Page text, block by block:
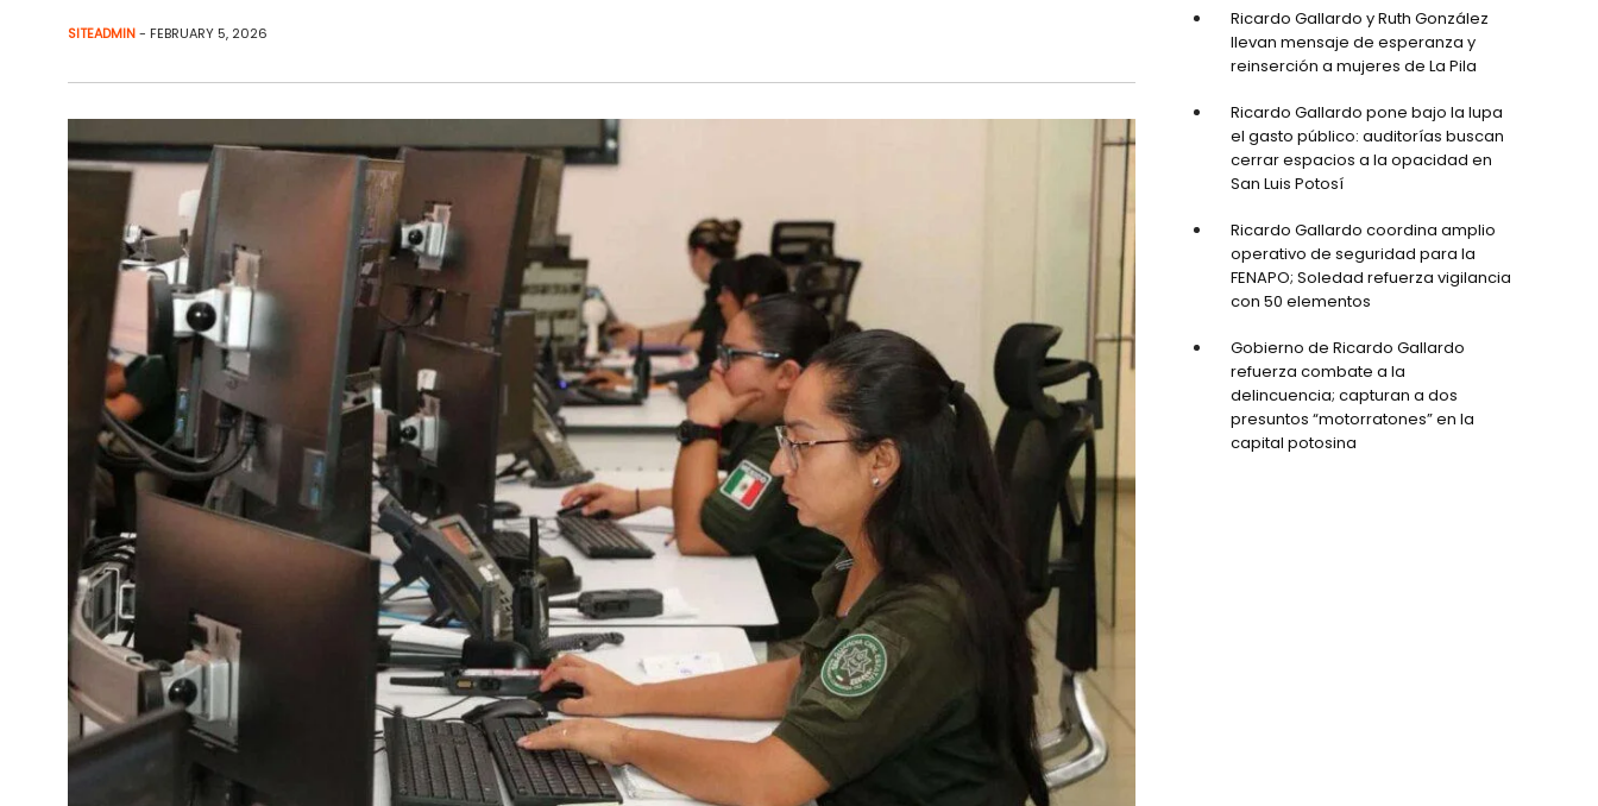
SITEADMIN- FEBRUARY 5, 2026
Ricardo Gallardo y Ruth González
llevan mensaje de esperanza y
reinserción a mujeres de La Pila
Ricardo Gallardo pone bajo la lupa
el gasto público: auditorías buscan
cerrar espacios a la opacidad en
San Luis Potosí
Ricardo Gallardo coordina amplio
operativo de seguridad para la
FENAPO; Soledad refuerza vigilancia
con 50 elementos
Gobierno de Ricardo Gallardo
refuerza combate a la
delincuencia; capturan a dos
presuntos “motorratones” en la
capital potosina